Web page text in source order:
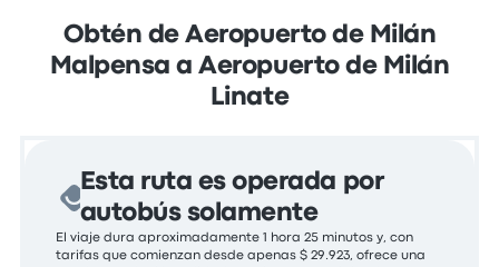
Obtén de Aeropuerto de Milán
Malpensa a Aeropuerto de Milán
Linate
Esta ruta es operada por
autobús solamente
El viaje dura aproximadamente 1 hora 25 minutos y, con
tarifas que comienzan desde apenas $ 29.923, ofrece una